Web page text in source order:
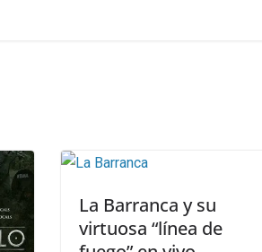
La Barranca y su
virtuosa “línea de